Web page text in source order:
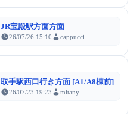
JR宝殿駅方面方面
26/07/26 15:10 cappucci
取手駅西口行き方面 [A1/A8棟前]
26/07/23 19:23 mitany